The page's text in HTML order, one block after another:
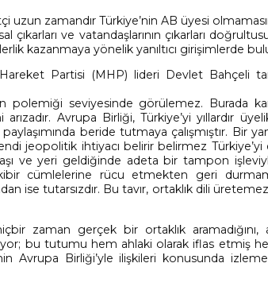
zamandır Türkiye’nin AB üyesi
çıkarları ve vatandaşlarının çıkarları
kazanmaya yönelik yanıltıcı girişimlerde
Partisi (MHP) lideri Devlet Bahçeli
seviyesinde görülemez. Burada
Avrupa Birliği, Türkiye’yi yıllardır
beride tutmaya çalışmıştır. Bir
jeopolitik ihtiyacı belirir belirmez Türkiye’yi
ve yeri geldiğinde adeta bir tampon
cümlelerine rücu etmekten geri
ise tutarsızdır. Bu tavır, ortaklık dili
zaman gerçek bir ortaklık
bu tutumu hem ahlaki olarak iflas etmiş
Avrupa Birliği’yle ilişkileri konusunda